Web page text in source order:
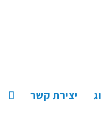
יצירת קשר